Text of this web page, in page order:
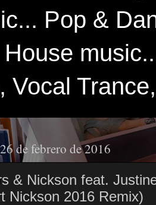
Pop &
Vocal
de febrero de 2016
& Nickson feat.
Nickson 2016 Remix)